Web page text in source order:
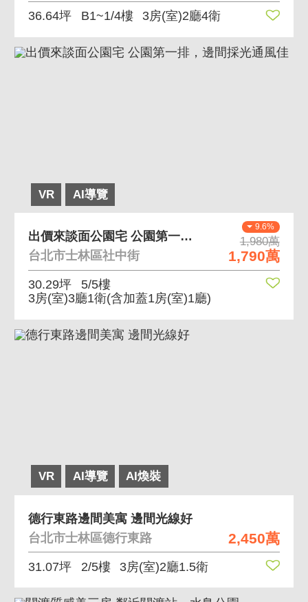
36.64坪 B1~1/4樓 3房(室)2廳4衛
VR AI導覽
9.6%
1,980萬
1,790萬
出價來談面公園宅 公園第一排，邊間採光通風佳
台北市士林區社中街
30.29坪
5/5樓
3房(室)3廳1衛(含加蓋1房(室)1廳)
VR AI導覽 AI煥裝
2,450萬
德行東路邊間美寓 邊間光線好
台北市士林區德行東路
31.07坪 2/5樓 3房(室)2廳1.5衛